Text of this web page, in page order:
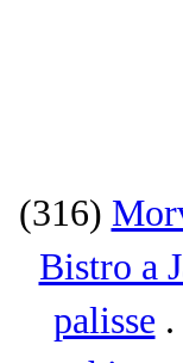
(316)
Bistro a
palisse